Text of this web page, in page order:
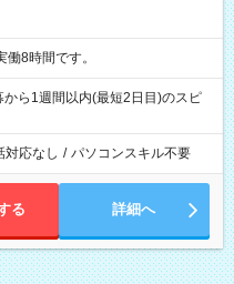
ち実働8時間です。
ら1週間以内(最短2日目)のスピ
対応なし / パソコンスキル不要
る 詳細へ